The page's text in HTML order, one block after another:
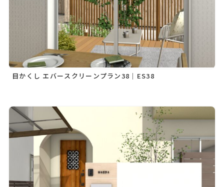
目かくし エバースクリーンプラン38｜ES38